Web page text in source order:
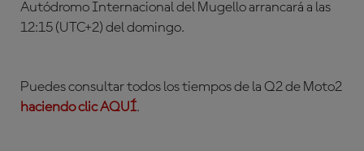
Autódromo Internacional del Mugello arrancará a las
12:15 (UTC+2) del domingo.
Puedes consultar todos los tiempos de la Q2 de Moto2
haciendo clic AQUÍ.